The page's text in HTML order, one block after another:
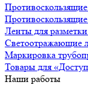
Ленты для
Светоотражающие
Маркировка
Товары для
Наши работы